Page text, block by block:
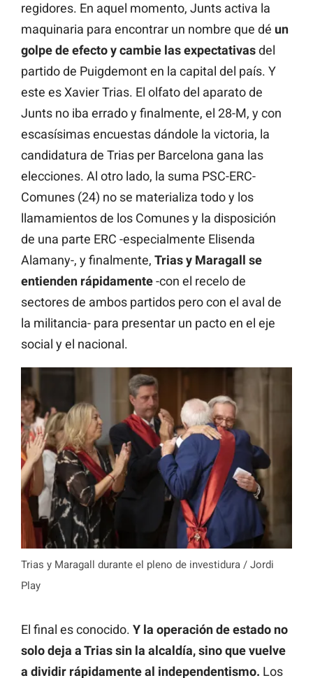
regidores. En aquel momento, Junts activa la
maquinaria para encontrar un nombre que dé un
golpe de efecto y cambie las expectativasdel
partido de Puigdemont en la capital del país. Y
este es Xavier Trias. El olfato del aparato de
Junts no iba errado y finalmente, el 28-M, y con
escasísimas encuestas dándole la victoria, la
candidatura de Trias per Barcelona gana las
elecciones. Al otro lado, la suma PSC-ERC-
Comunes (24) no se materializa todo y los
llamamientos de los Comunes y la disposición
de una parte ERC -especialmente Elisenda
Alamany-, y finalmente, Trias y Maragall se
entienden rápidamente-con el recelo de
sectores de ambos partidos pero con el aval de
la militancia- para presentar un pacto en el eje
social y el nacional.
Trias y Maragall durante el pleno de investidura / Jordi
Play
El final es conocido. Y la operación de estado no
solo deja a Trias sin la alcaldía, sino que vuelve
a dividir rápidamente al independentismo. Los